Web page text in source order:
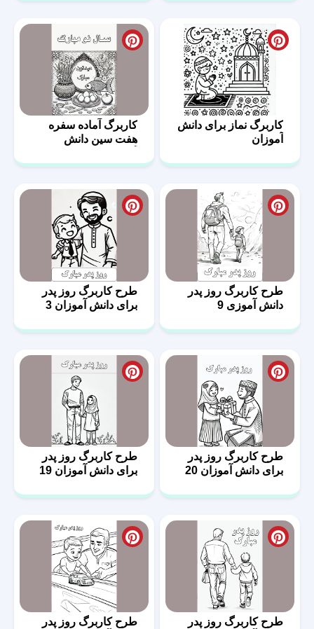
کاربرگ نماز برای دانش
آموزان
کاربرگ آماده سفره
هفت سین دانش
طرح کاربرگ روز پدر
دانش آموزی 9
طرح کاربرگ روز پدر
برای دانش آموزان 3
طرح کاربرگ روز پدر
برای دانش آموزان 20
طرح کاربرگ روز پدر
برای دانش آموزان 19
طرح کاربرگ روز پدر
طرح کاربرگ روز پدر